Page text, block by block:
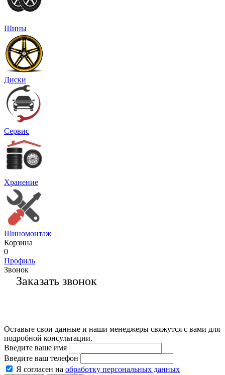
Шины
Диски
Сервис
Хранение
Шиномонтаж
Корзина
0
Профиль
Звонок
Заказать звонок
Оставьте свои данные и наши менеджеры свяжутся с вами для
подробной консультации.
Введите ваше имя
Введите ваш телефон
Я согласен на обработку персональных данных